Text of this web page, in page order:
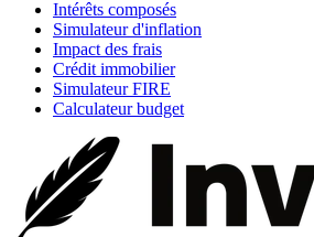
Intérêts composés
Simulateur d'inflation
Impact des frais
Crédit immobilier
Simulateur FIRE
Calculateur budget